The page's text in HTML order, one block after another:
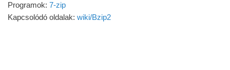
Programok: 7-zip
Kapcsolódó oldalak: wiki/Bzip2